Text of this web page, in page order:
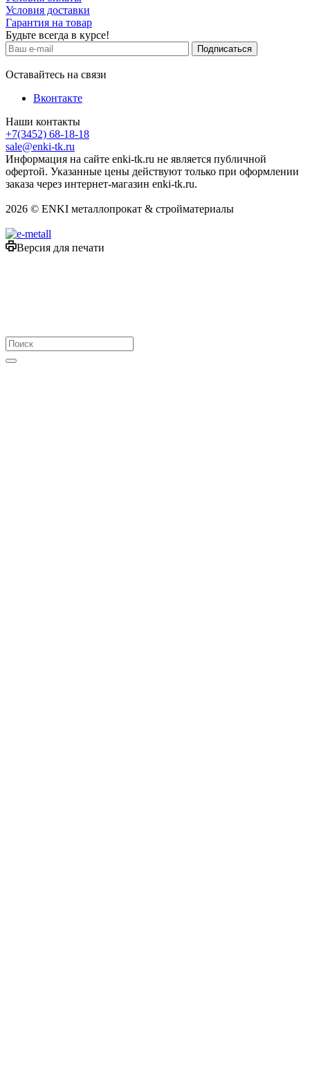
Условия доставки
Гарантия на товар
Будьте всегда в курсе!
Оставайтесь на связи
Вконтакте
Наши контакты
+7(3452) 68-18-18
sale@enki-tk.ru
Информация на сайте enki-tk.ru не является публичной
офертой. Указанные цены действуют только при оформлении
заказа через интернет-магазин enki-tk.ru.
2026 © ENKI металлопрокат & стройматериалы
Версия для печати